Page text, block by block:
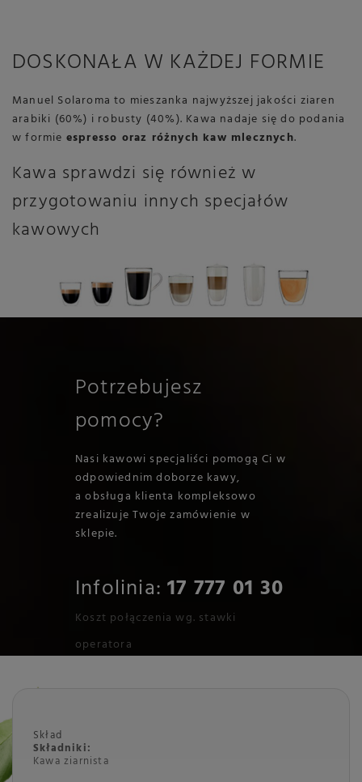
DOSKONAŁA W KAŻDEJ FORMIE
Manuel Solaroma to mieszanka najwyższej jakości ziaren
arabiki (60%) i robusty (40%). Kawa nadaje się do podania
w formie espresso oraz różnych kaw mlecznych.
Kawa sprawdzi się również w
przygotowaniu innych specjałów
kawowych
Potrzebujesz
pomocy?
Nasi kawowi specjaliści pomogą Ci w
odpowiednim doborze kawy,
a obsługa klienta kompleksowo
zrealizuje Twoje zamówienie w
sklepie.
Infolinia:17 777 01 30
Koszt połączenia wg. stawki
operatora
Skład
Składniki:
Kawa ziarnista